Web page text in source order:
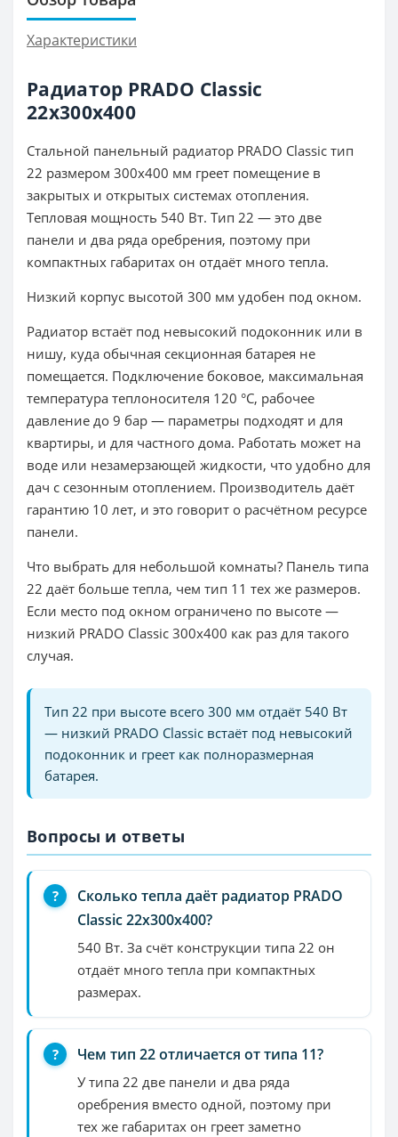
Характеристики
Радиатор PRADO Classic
22х300х400
Стальной панельный радиатор PRADO Classic тип
22 размером 300x400 мм греет помещение в
закрытых и открытых системах отопления.
Тепловая мощность 540 Вт. Тип 22 — это две
панели и два ряда оребрения, поэтому при
компактных габаритах он отдаёт много тепла.
Низкий корпус высотой 300 мм удобен под окном.
Радиатор встаёт под невысокий подоконник или в
нишу, куда обычная секционная батарея не
помещается. Подключение боковое, максимальная
температура теплоносителя 120 °C, рабочее
давление до 9 бар — параметры подходят и для
квартиры, и для частного дома. Работать может на
воде или незамерзающей жидкости, что удобно для
дач с сезонным отоплением. Производитель даёт
гарантию 10 лет, и это говорит о расчётном ресурсе
панели.
Что выбрать для небольшой комнаты? Панель типа
22 даёт больше тепла, чем тип 11 тех же размеров.
Если место под окном ограничено по высоте —
низкий PRADO Classic 300x400 как раз для такого
случая.
Тип 22 при высоте всего 300 мм отдаёт 540 Вт
— низкий PRADO Classic встаёт под невысокий
подоконник и греет как полноразмерная
батарея.
Вопросы и ответы
Сколько тепла даёт радиатор PRADO
Classic 22х300х400?
540 Вт. За счёт конструкции типа 22 он
отдаёт много тепла при компактных
размерах.
Чем тип 22 отличается от типа 11?
У типа 22 две панели и два ряда
оребрения вместо одной, поэтому при
тех же габаритах он греет заметно